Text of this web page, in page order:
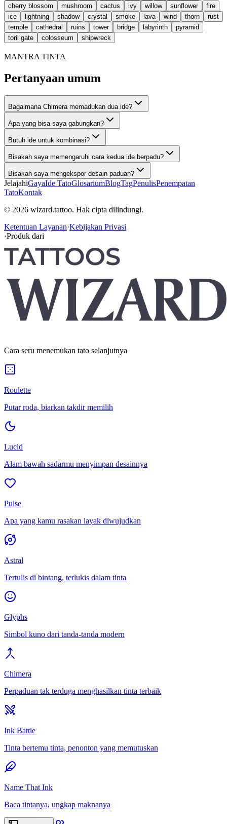
cherry blossom
mushroom cactus ivy willow sunflower
fire
ice
lightning shadow crystal smoke lava wind thorn
rust
temple
cathedral ruins tower bridge labyrinth
pyramid
torii gate
colosseum shipwreck
MANTRA TINTA
Pertanyaan umum
Bagaimana Chimera memadukan dua ide?
Apa yang bisa saya gabungkan?
Butuh ide untuk kombinasi?
Bisakah saya memengaruhi cara kedua ide berpadu?
Bisakah saya mengekspor desain paduan?
JelajahiGayaIde TatoGlosariumBlogTagPenulisPenempatan
TatoKontak
© 2026 wizard.tattoo. Hak cipta dilindungi.
Ketentuan Layanan·Kebijakan Privasi
·Produk dari
Cara seru menemukan tato selanjutnya
Roulette
Putar roda, biarkan takdir memilih
Lucid
Alam bawah sadarmu menyimpan desainnya
Pulse
Apa yang kamu rasakan layak diwujudkan
Astral
Tertulis di bintang, terlukis dalam tinta
Glyphs
Simbol kuno dari tanda-tanda modern
Chimera
Perpaduan tak terduga menghasilkan tinta terbaik
Ink Battle
Tinta bertemu tinta, penonton yang memutuskan
Name That Ink
Baca tintanya, ungkap maknanya